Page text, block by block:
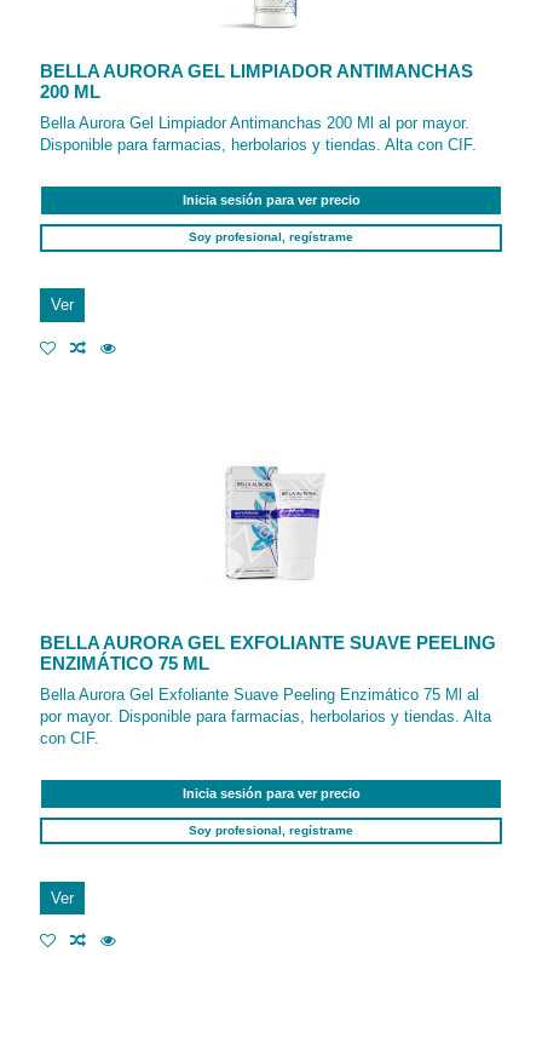
BELLA AURORA GEL LIMPIADOR ANTIMANCHAS
200 ML
Bella Aurora Gel Limpiador Antimanchas 200 Ml al por mayor.
Disponible para farmacias, herbolarios y tiendas. Alta con CIF.
Inicia sesión para ver precio
Soy profesional, regístrame
Ver
BELLA AURORA GEL EXFOLIANTE SUAVE PEELING
ENZIMÁTICO 75 ML
Bella Aurora Gel Exfoliante Suave Peeling Enzimático 75 Ml al
por mayor. Disponible para farmacias, herbolarios y tiendas. Alta
con CIF.
Inicia sesión para ver precio
Soy profesional, regístrame
Ver